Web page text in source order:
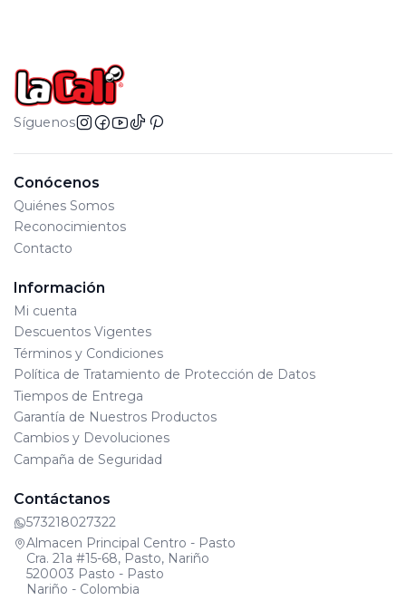
Síguenos
Conócenos
Quiénes Somos
Reconocimientos
Contacto
Información
Mi cuenta
Descuentos Vigentes
Términos y Condiciones
Política de Tratamiento de Protección de Datos
Tiempos de Entrega
Garantía de Nuestros Productos
Cambios y Devoluciones
Campaña de Seguridad
Contáctanos
573218027322
Almacen Principal Centro - Pasto
Cra. 21a #15-68, Pasto, Nariño
520003 Pasto - Pasto
Nariño - Colombia